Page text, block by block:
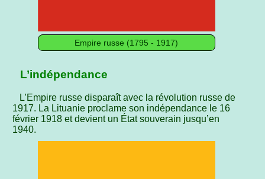
Empire russe (1795 ‑ 1917)
L’indépendance
L’Empire russe disparaît avec la révolution russe de
1917. La Lituanie proclame son indépendance le 16
février 1918 et devient un État souverain jusqu’en
1940.